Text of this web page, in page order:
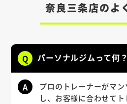
奈良三条店のよ
Q パーソナルジムって何？
A
プロのトレーナーがマ
し、お客様に合わせて